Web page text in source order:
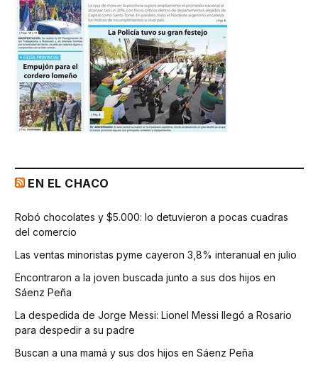
EN EL CHACO
Robó chocolates y $5.000: lo detuvieron a pocas cuadras
del comercio
Las ventas minoristas pyme cayeron 3,8% interanual en julio
Encontraron a la joven buscada junto a sus dos hijos en
Sáenz Peña
La despedida de Jorge Messi: Lionel Messi llegó a Rosario
para despedir a su padre
Buscan a una mamá y sus dos hijos en Sáenz Peña